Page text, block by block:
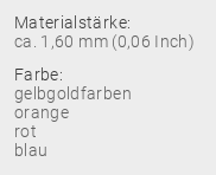
Materialstärke:
ca. 1,60 mm (0,06 Inch)
Farbe:
gelbgoldfarben
orange
rot
blau